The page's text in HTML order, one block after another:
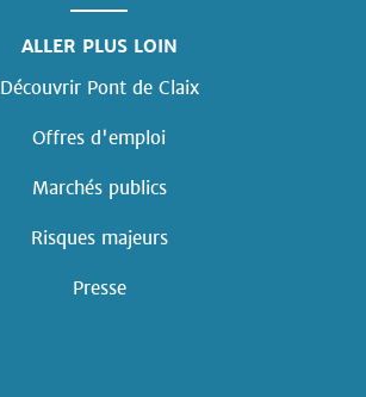
ALLER PLUS LOIN
Découvrir Pont de Claix
Offres d'emploi
Marchés publics
Risques majeurs
Presse